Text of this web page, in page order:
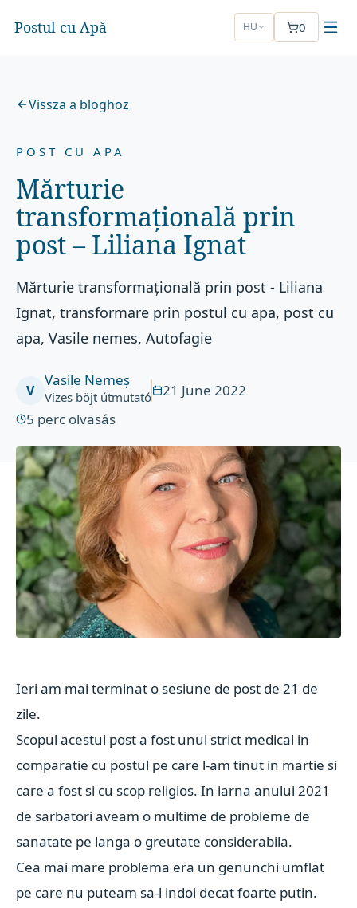
Postul cu Apă HU 0
Vissza a bloghoz
POST CU APA
Mărturie
transformațională prin
post – Liliana Ignat
Mărturie transformațională prin post - Liliana
Ignat, transformare prin postul cu apa, post cu
apa, Vasile nemes, Autofagie
V
Vasile Nemeș
Vizes böjt útmutató
21 June 2022
5 perc olvasás
Ieri am mai terminat o sesiune de post de 21 de
zile.
Scopul acestui post a fost unul strict medical in
comparatie cu postul pe care l-am tinut in martie si
care a fost si cu scop religios. In iarna anului 2021
de sarbatori aveam o multime de probleme de
sanatate pe langa o greutate considerabila.
Cea mai mare problema era un genunchi umflat
pe care nu puteam sa-l indoi decat foarte putin.